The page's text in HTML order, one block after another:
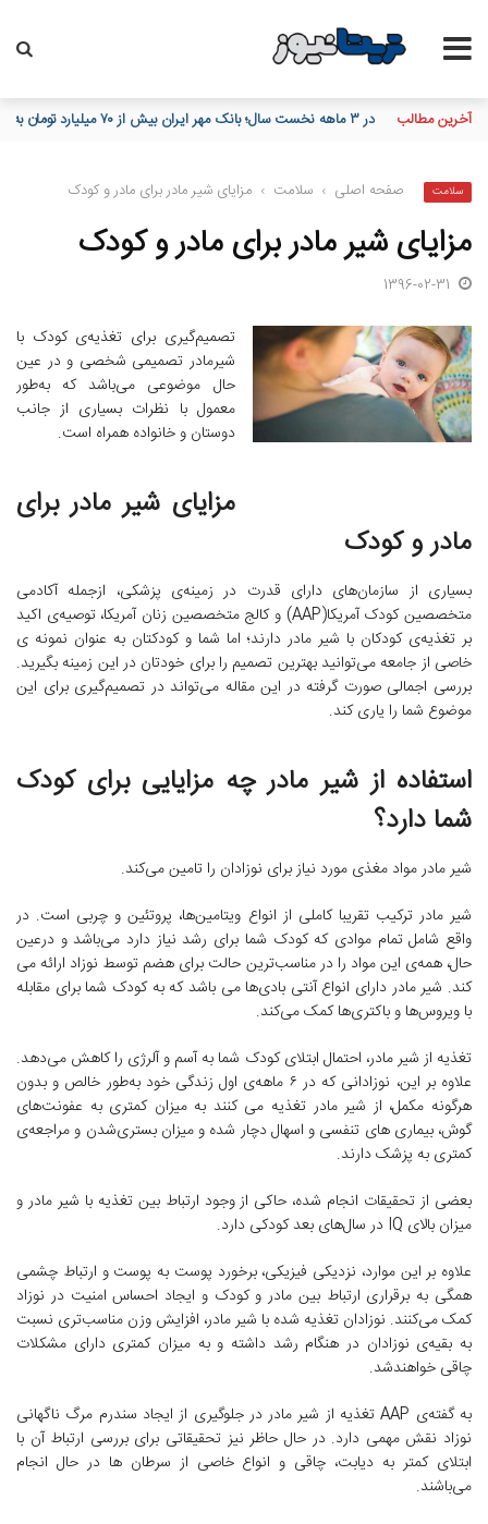
آخرین مطالب در ۳ ماهه نخست سال؛ بانک مهر ایران بیش از ۷۰ میلیارد تومان به برنامه‌های مسئولیت اجتماعی اختصاص داد
سلامت صفحه اصلی › سلامت › مزایای شیر مادر برای مادر و کودک
مزایای شیر مادر برای مادر و کودک
1396-02-31
تصمیم‌گیری برای تغذیه‌ی کودک با
شیرمادر تصمیمی شخصی و در عین
حال موضوعی می‌باشد که به‌طور
معمول با نظرات بسیاری از جانب
دوستان و خانواده همراه است.
مزایای شیر مادر برای
مادر و کودک
بسیاری از سازمان‌های دارای قدرت در زمینه‌ی پزشکی، از‌جمله آکادمی
متخصصین کودک آمریکا(AAP) و کالج متخصصین زنان آمریکا، توصیه‌ی اکید
بر تغذیه‌ی کودکان با شیر مادر دارند؛ اما شما و کودکتان به عنوان نمونه ی
خاصی از جامعه می‌توانید بهترین تصمیم را برای خودتان در این زمینه بگیرید.
بررسی اجمالی صورت گرفته در این مقاله می‌تواند در تصمیم‌گیری برای این
موضوع شما را یاری کند.
استفاده از شیر مادر چه مزایایی برای کودک
شما دارد؟
شیر مادر مواد مغذی مورد نیاز برای نوزادان را تامین می‌کند.
شیر مادر ترکیب تقریبا کاملی از انواع ویتامین‌ها، پروتئین و چربی است. در
واقع شامل تمام موادی که کودک شما برای رشد نیاز دارد می‌باشد و درعین
حال، همه‌ی این مواد را در مناسب‌ترین حالت برای هضم توسط نوزاد ارائه می
کند. شیر مادر دارای انواع آنتی بادی‌ها می باشد که به کودک شما برای مقابله
با ویروس‌ها و باکتری‌ها کمک می‌کند.
تغذیه از شیر مادر، احتمال ابتلای کودک شما به آسم و آلرژی را کاهش می‌دهد.
علاوه بر این، نوزادانی که در ۶ ماهه‌ی اول زندگی خود به‌طور خالص و بدون
هرگونه مکمل، از شیر مادر تغذیه می کنند به میزان کمتری به عفونت‌های
گوش، بیماری های تنفسی و اسهال دچار شده و میزان بستری‌شدن و مراجعه‌ی
کمتری به پزشک دارند.
بعضی از تحقیقات انجام شده، حاکی از وجود ارتباط بین تغذیه با شیر مادر و
میزان بالای IQ در سال‌های بعد کودکی دارد.
علاوه بر این موارد، نزدیکی فیزیکی، برخورد پوست به پوست و ارتباط چشمی
همگی به برقراری ارتباط بین مادر و کودک و ایجاد احساس امنیت در نوزاد
کمک می‌کنند. نوزادان تغذیه شده با شیر مادر، افزایش وزن مناسب‌تری نسبت
به بقیه‌ی نوزادان در هنگام رشد داشته و به میزان کمتری دارای مشکلات
چاقی خواهند‌شد.
به گفته‌ی AAP تغذیه از شیر مادر در جلوگیری از ایجاد سندرم مرگ ناگهانی
نوزاد نقش مهمی دارد. در حال حاظر نیز تحقیقاتی برای بررسی ارتباط آن با
ابتلای کمتر به دیابت، چاقی و انواع خاصی از سرطان ها در حال انجام
می‌باشند.